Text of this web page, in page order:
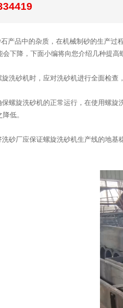
品中的杂质，在机械制砂的生产过
下降，下面小编将向您介绍几种提高
洗砂机时，应对洗砂机进行全面检
螺旋洗砂机的正常运行，在使用螺
低。
砂厂应保证螺旋洗砂机生产线的地